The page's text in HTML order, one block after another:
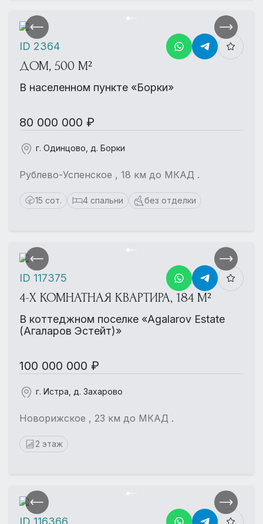
ДОМ, 500 М²
В населенном пункте «Борки»
80 000 000 ₽
г. Одинцово, д. Борки
Рублево-Успенское , 18 км до МКАД .
15 сот. 4 спальни без отделки
ID 2364
4-Х КОМНАТНАЯ КВАРТИРА, 184 М²
В коттеджном поселке «Agalarov Estate
(Агаларов Эстейт)»
100 000 000 ₽
г. Истра, д. Захарово
Новорижское , 23 км до МКАД .
2 этаж
ID 117375
ID 116366